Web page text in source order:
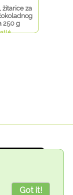
Got it!
žitarice za
250 g